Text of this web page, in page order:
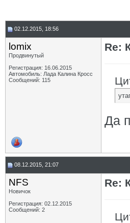
02.12.2015, 18:56
lomix
Продвинутый
Регистрация: 16.06.2015
Автомобиль: Лада Калина Кросс
Сообщений: 115
Re:
Да
08.12.2015, 21:07
NFS
Новичок
Регистрация: 02.12.2015
Сообщений: 2
Re: